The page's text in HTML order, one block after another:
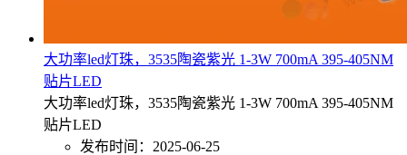
大功率led灯珠，3535陶瓷紫光 1-3W 700mA 395-405NM
贴片LED
大功率led灯珠，3535陶瓷紫光 1-3W 700mA 395-405NM
贴片LED
发布时间：2025-06-25